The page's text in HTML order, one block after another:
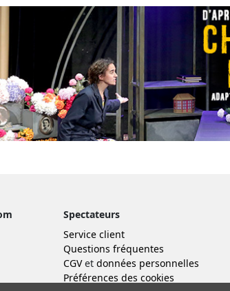
Spectateurs
Service client
Questions fréquentes
CGVet données personnelles
Préférences des cookies